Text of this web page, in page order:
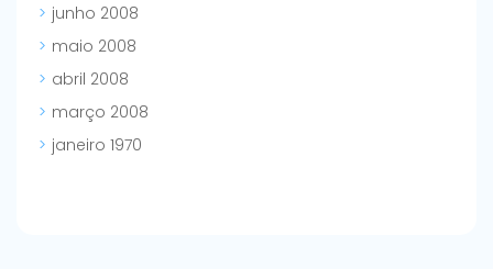
junho 2008
maio 2008
abril 2008
março 2008
janeiro 1970